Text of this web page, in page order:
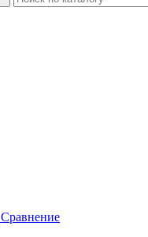
Сравнение